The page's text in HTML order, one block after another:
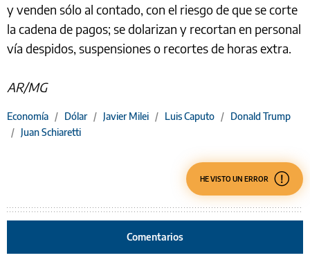
y venden sólo al contado, con el riesgo de que se corte
la cadena de pagos; se dolarizan y recortan en personal
vía despidos, suspensiones o recortes de horas extra.
AR/MG
Economía / Dólar / Javier Milei / Luis Caputo / Donald Trump
/ Juan Schiaretti
HE VISTO UN ERROR
Comentarios